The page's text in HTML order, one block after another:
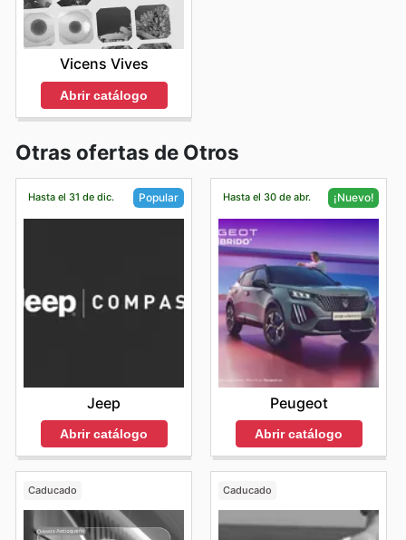
Vicens Vives
Abrir catálogo
Otras ofertas de Otros
Hasta el 31 de dic. Popular
Jeep
Abrir catálogo
Hasta el 30 de abr. ¡Nuevo!
Peugeot
Abrir catálogo
Caducado Caducado